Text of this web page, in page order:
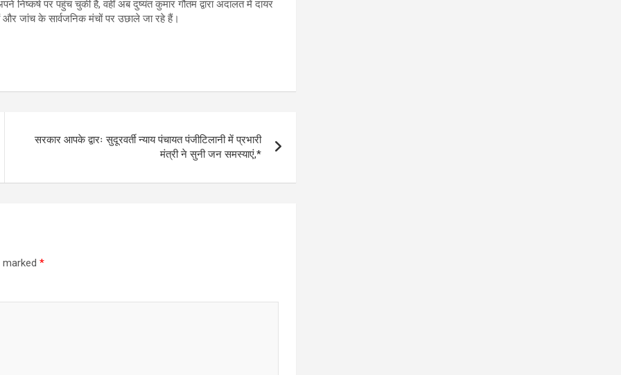
पर पहुंच चुकी है, वहीं अब दुष्यंत कुमार गौतम द्वारा अदालत में दायर
और जांच के सार्वजनिक मंचों पर उछाले जा रहे हैं।
सरकार आपके द्वारः सुदूरवर्ती न्याय पंचायत पंजीटिलानी में प्रभारी
मंत्री ने सुनी जन समस्याएं,*
marked *